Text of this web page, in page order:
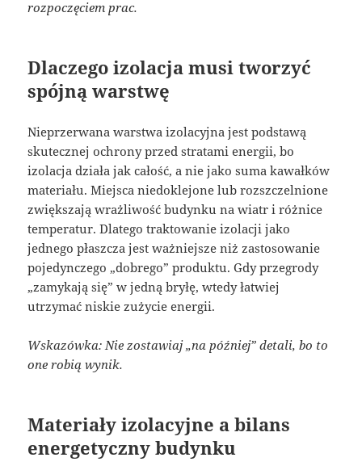
rozpoczęciem prac.
Dlaczego izolacja musi tworzyć
spójną warstwę
Nieprzerwana warstwa izolacyjna jest podstawą
skutecznej ochrony przed stratami energii, bo
izolacja działa jak całość, a nie jako suma kawałków
materiału. Miejsca niedoklejone lub rozszczelnione
zwiększają wrażliwość budynku na wiatr i różnice
temperatur. Dlatego traktowanie izolacji jako
jednego płaszcza jest ważniejsze niż zastosowanie
pojedynczego „dobrego” produktu. Gdy przegrody
„zamykają się” w jedną bryłę, wtedy łatwiej
utrzymać niskie zużycie energii.
Wskazówka: Nie zostawiaj „na później” detali, bo to
one robią wynik.
Materiały izolacyjne a bilans
energetyczny budynku